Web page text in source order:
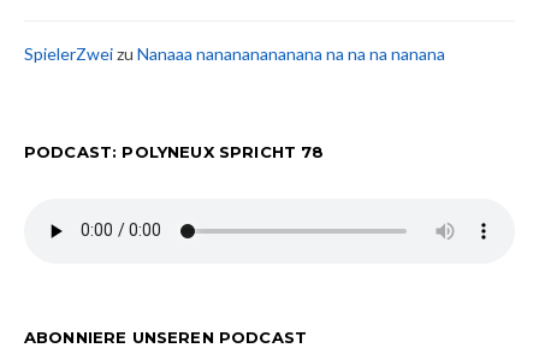
SpielerZweizu Nanaaa nanananananana na na na nanana
PODCAST: POLYNEUX SPRICHT 78
ABONNIERE UNSEREN PODCAST